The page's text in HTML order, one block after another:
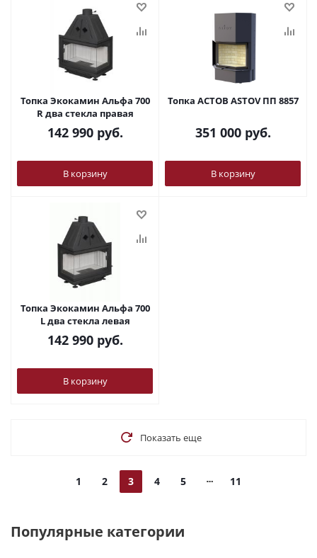
Топка Экокамин Альфа 700
R два стекла правая
142 990руб.
В корзину
Топка АСТОВ ASTOV ПП 8857
351 000руб.
В корзину
Топка Экокамин Альфа 700
L два стекла левая
142 990руб.
В корзину
Показать еще
1 2 3 4 5 11
Популярные категории